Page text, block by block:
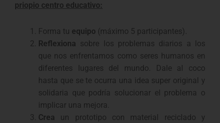
priopio centro educativo:
Forma tu equipo (máximo 5 participantes).
Reflexiona sobre los problemas diarios a los
que nos enfrentamos como seres humanos en
diferentes lugares del mundo. Dale al coco
hasta que se te ocurra una idea super original y
solidaria que podría solucionar el problema o
implicar una mejora.
Crea un prototipo con material reciclado y